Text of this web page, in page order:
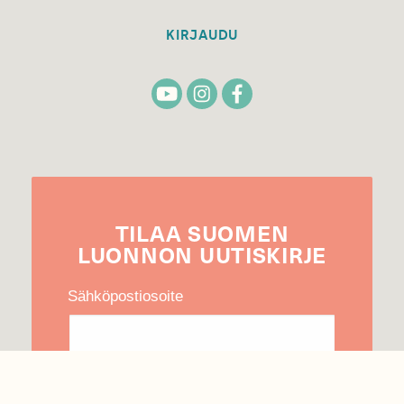
KIRJAUDU
TILAA SUOMEN
LUONNON UUTIS­KIRJE
Sähköpostiosoite